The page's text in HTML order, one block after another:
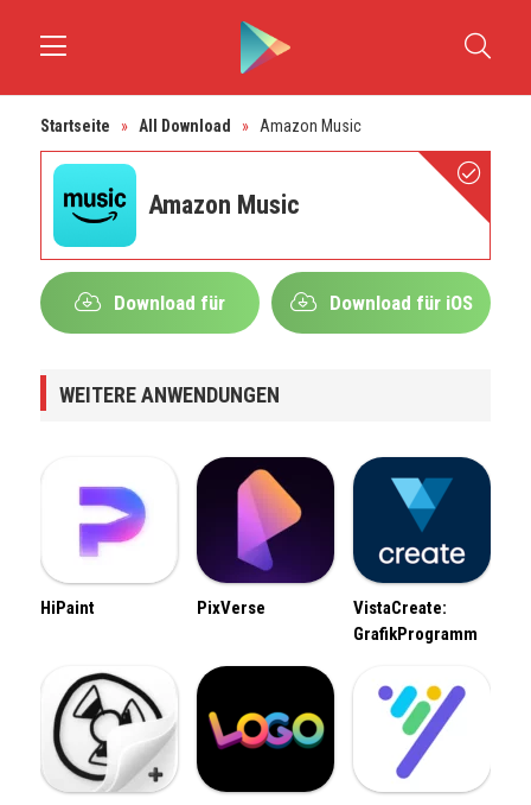
Startseite » All Download » Amazon Music
Amazon Music
Download für Download für iOS
WEITERE ANWENDUNGEN
HiPaint PixVerse
VistaCreate:
GrafikProgramm